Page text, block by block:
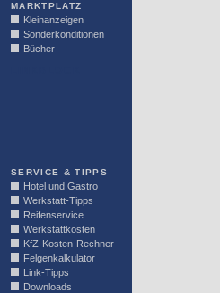
MARKTPLATZ
Kleinanzeigen
Sonderkonditionen
Bücher
SERVICE & TIPPS
Hotel und Gastro
Werkstatt-Tipps
Reifenservice
Werkstattkosten
KfZ-Kosten-Rechner
Felgenkalkulator
Link-Tipps
Downloads